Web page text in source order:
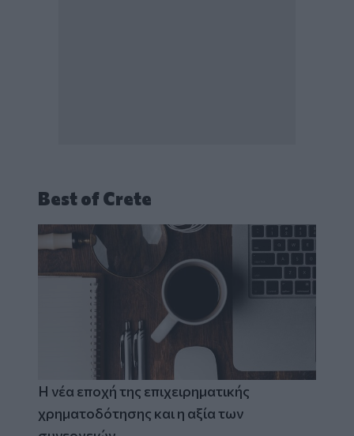
Best of Crete
Η νέα εποχή της επιχειρηματικής
χρηματοδότησης και η αξία των